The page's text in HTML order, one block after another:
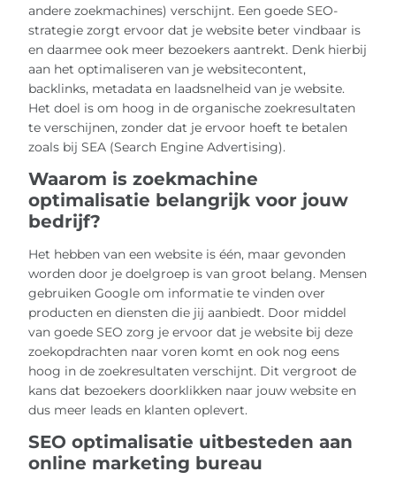
andere zoekmachines) verschijnt. Een goede SEO-
strategie zorgt ervoor dat je website beter vindbaar is
en daarmee ook meer bezoekers aantrekt. Denk hierbij
aan het optimaliseren van je websitecontent,
backlinks, metadata en laadsnelheid van je website.
Het doel is om hoog in de organische zoekresultaten
te verschijnen, zonder dat je ervoor hoeft te betalen
zoals bij SEA (Search Engine Advertising).
Waarom is zoekmachine
optimalisatie belangrijk voor jouw
bedrijf?
Het hebben van een website is één, maar gevonden
worden door je doelgroep is van groot belang. Mensen
gebruiken Google om informatie te vinden over
producten en diensten die jij aanbiedt. Door middel
van goede SEO zorg je ervoor dat je website bij deze
zoekopdrachten naar voren komt en ook nog eens
hoog in de zoekresultaten verschijnt. Dit vergroot de
kans dat bezoekers doorklikken naar jouw website en
dus meer leads en klanten oplevert.
SEO optimalisatie uitbesteden aan
online marketing bureau